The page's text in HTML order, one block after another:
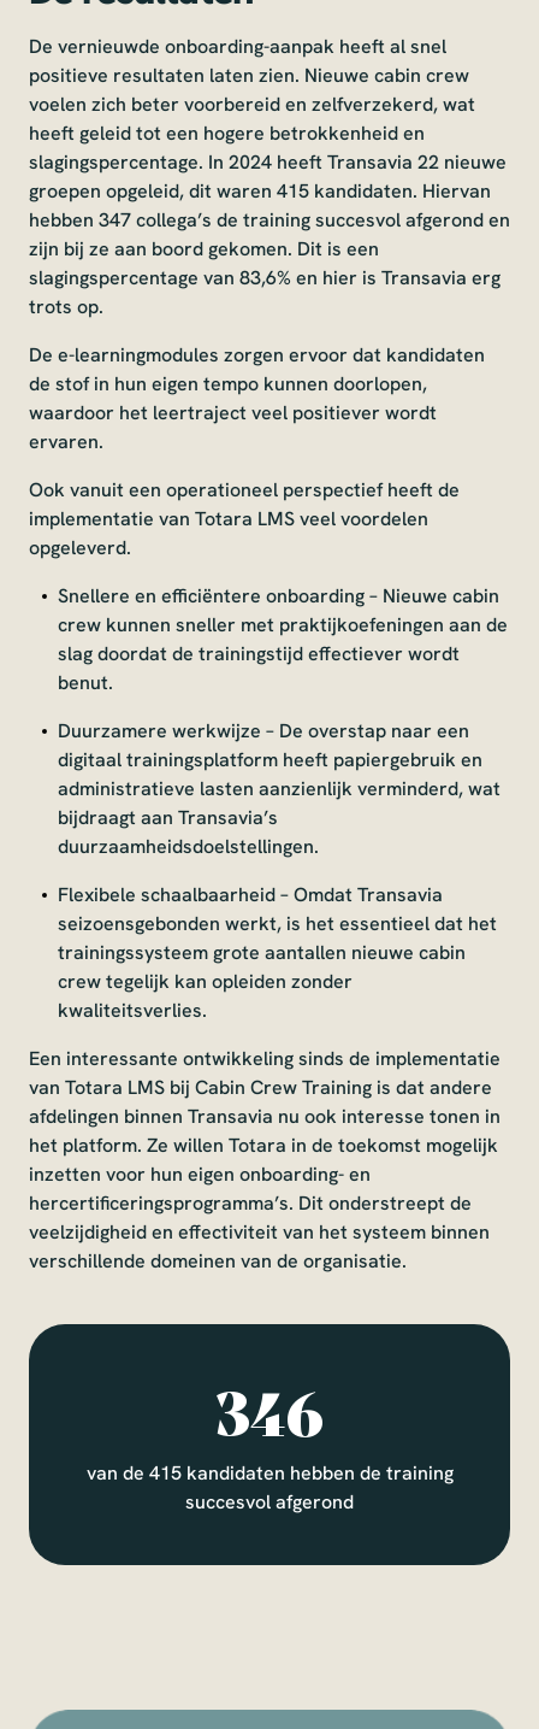
De vernieuwde onboarding-aanpak heeft al snel
positieve resultaten laten zien. Nieuwe cabin crew
voelen zich beter voorbereid en zelfverzekerd, wat
heeft geleid tot een hogere betrokkenheid en
slagingspercentage. In 2024 heeft Transavia 22 nieuwe
groepen opgeleid, dit waren 415 kandidaten. Hiervan
hebben 347 collega’s de training succesvol afgerond en
zijn bij ze aan boord gekomen. Dit is een
slagingspercentage van 83,6% en hier is Transavia erg
trots op.
De e-learningmodules zorgen ervoor dat kandidaten
de stof in hun eigen tempo kunnen doorlopen,
waardoor het leertraject veel positiever wordt
ervaren.
Ook vanuit een operationeel perspectief heeft de
implementatie van Totara LMS veel voordelen
opgeleverd.
Snellere en efficiëntere onboarding – Nieuwe cabin
crew kunnen sneller met praktijkoefeningen aan de
slag doordat de trainingstijd effectiever wordt
benut.
Duurzamere werkwijze – De overstap naar een
digitaal trainingsplatform heeft papiergebruik en
administratieve lasten aanzienlijk verminderd, wat
bijdraagt aan Transavia’s
duurzaamheidsdoelstellingen.
Flexibele schaalbaarheid – Omdat Transavia
seizoensgebonden werkt, is het essentieel dat het
trainingssysteem grote aantallen nieuwe cabin
crew tegelijk kan opleiden zonder
kwaliteitsverlies.
Een interessante ontwikkeling sinds de implementatie
van Totara LMS bij Cabin Crew Training is dat andere
afdelingen binnen Transavia nu ook interesse tonen in
het platform. Ze willen Totara in de toekomst mogelijk
inzetten voor hun eigen onboarding- en
hercertificeringsprogramma’s. Dit onderstreept de
veelzijdigheid en effectiviteit van het systeem binnen
verschillende domeinen van de organisatie.
347
van de 415 kandidaten hebben de training
succesvol afgerond